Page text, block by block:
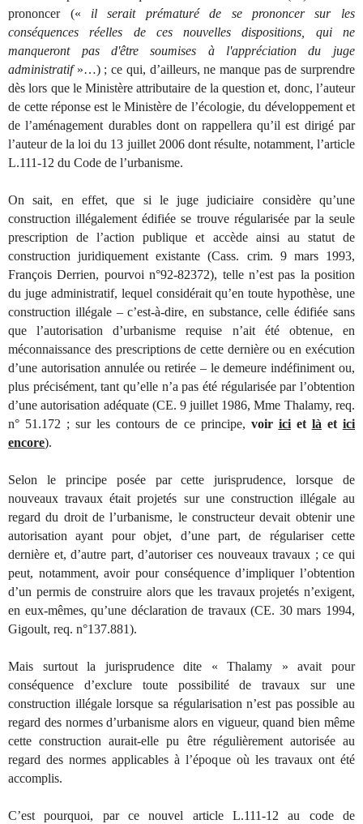
prononcer (« il serait prématuré de se prononcer sur les
conséquences réelles de ces nouvelles dispositions, qui ne
manqueront pas d'être soumises à l'appréciation du juge
administratif»…) ; ce qui, d’ailleurs, ne manque pas de surprendre
dès lors que le Ministère attributaire de la question et, donc, l’auteur
de cette réponse est le Ministère de l’écologie, du développement et
de l’aménagement durables dont on rappellera qu’il est dirigé par
l’auteur de la loi du 13 juillet 2006 dont résulte, notamment, l’article
L.111-12 du Code de l’urbanisme.
On sait, en effet, que si le juge judiciaire considère qu’une
construction illégalement édifiée se trouve régularisée par la seule
prescription de l’action publique et accède ainsi au statut de
construction juridiquement existante (Cass. crim. 9 mars 1993,
François Derrien, pourvoi n°92-82372), telle n’est pas la position
du juge administratif, lequel considérait qu’en toute hypothèse, une
construction illégale – c’est-à-dire, en substance, celle édifiée sans
que l’autorisation d’urbanisme requise n’ait été obtenue, en
méconnaissance des prescriptions de cette dernière ou en exécution
d’une autorisation annulée ou retirée – le demeure indéfiniment ou,
plus précisément, tant qu’elle n’a pas été régularisée par l’obtention
d’une autorisation adéquate (CE. 9 juillet 1986, Mme Thalamy, req.
n° 51.172 ; sur les contours de ce principe, voir iciet là et ici
encore).
Selon le principe posée par cette jurisprudence, lorsque de
nouveaux travaux était projetés sur une construction illégale au
regard du droit de l’urbanisme, le constructeur devait obtenir une
autorisation ayant pour objet, d’une part, de régulariser cette
dernière et, d’autre part, d’autoriser ces nouveaux travaux ; ce qui
peut, notamment, avoir pour conséquence d’impliquer l’obtention
d’un permis de construire alors que les travaux projetés n’exigent,
en eux-mêmes, qu’une déclaration de travaux (CE. 30 mars 1994,
Gigoult, req. n°137.881).
Mais surtout la jurisprudence dite « Thalamy » avait pour
conséquence d’exclure toute possibilité de travaux sur une
construction illégale lorsque sa régularisation n’est pas possible au
regard des normes d’urbanisme alors en vigueur, quand bien même
cette construction aurait-elle pu être régulièrement autorisée au
regard des normes applicables à l’époque où les travaux ont été
accomplis.
C’est pourquoi, par ce nouvel article L.111-12 au code de